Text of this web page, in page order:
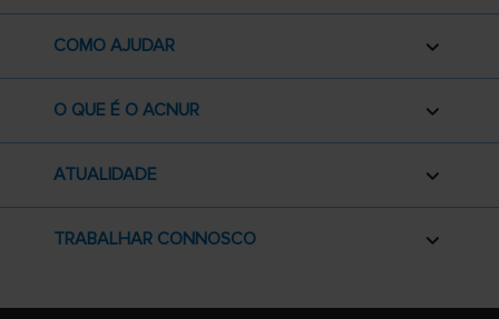
COMO AJUDAR
O QUE É O ACNUR
ATUALIDADE
TRABALHAR CONNOSCO